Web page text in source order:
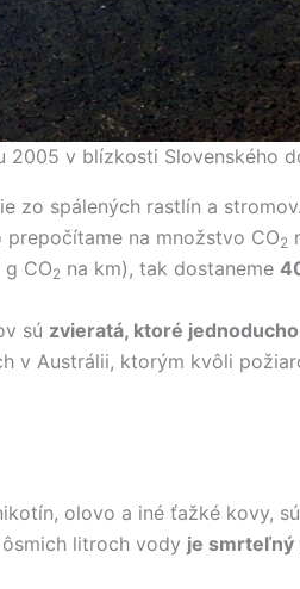
2005 v blízkosti Slovenského
zo spálených rastlín a
prepočítame na množstvo CO2
g CO2 na km), tak dostaneme
sú zvieratá, ktoré
v Austrálii, ktorým kvôli
olovo a iné ťažké kovy,
litroch vody je smrteľný